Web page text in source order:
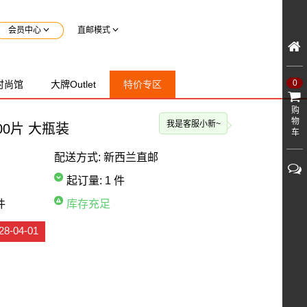
0
购
物
车
会员中心 直邮模式
尚馆 大牌Outlet 特价专区
片 大瓶装
配送方式:新西兰直邮
起订量: 1 件
库存充足
04-01